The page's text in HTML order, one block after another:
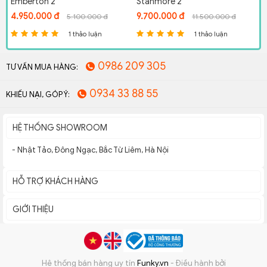
4.950.000 đ
5.100.000 đ
1 thảo luận
9.700.000 đ
11.500.000 đ
1 thảo luận
TƯ VẤN MUA HÀNG: 0986 209 305
KHIẾU NẠI, GÓP Ý: 0934 33 88 55
HỆ THỐNG SHOWROOM
- Nhật Tảo, Đông Ngạc, Bắc Từ Liêm, Hà Nội
HỖ TRỢ KHÁCH HÀNG
GIỚI THIỆU
Hệ thống bán hàng uy tín Funky.vn - Điều hành bởi